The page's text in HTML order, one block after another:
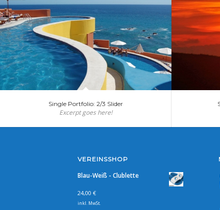
Single Portfolio: 2/3 Slider
Excerpt goes here!
VEREINSSHOP
Blau-Weiß - Clublette
24,00 €
inkl. MwSt.